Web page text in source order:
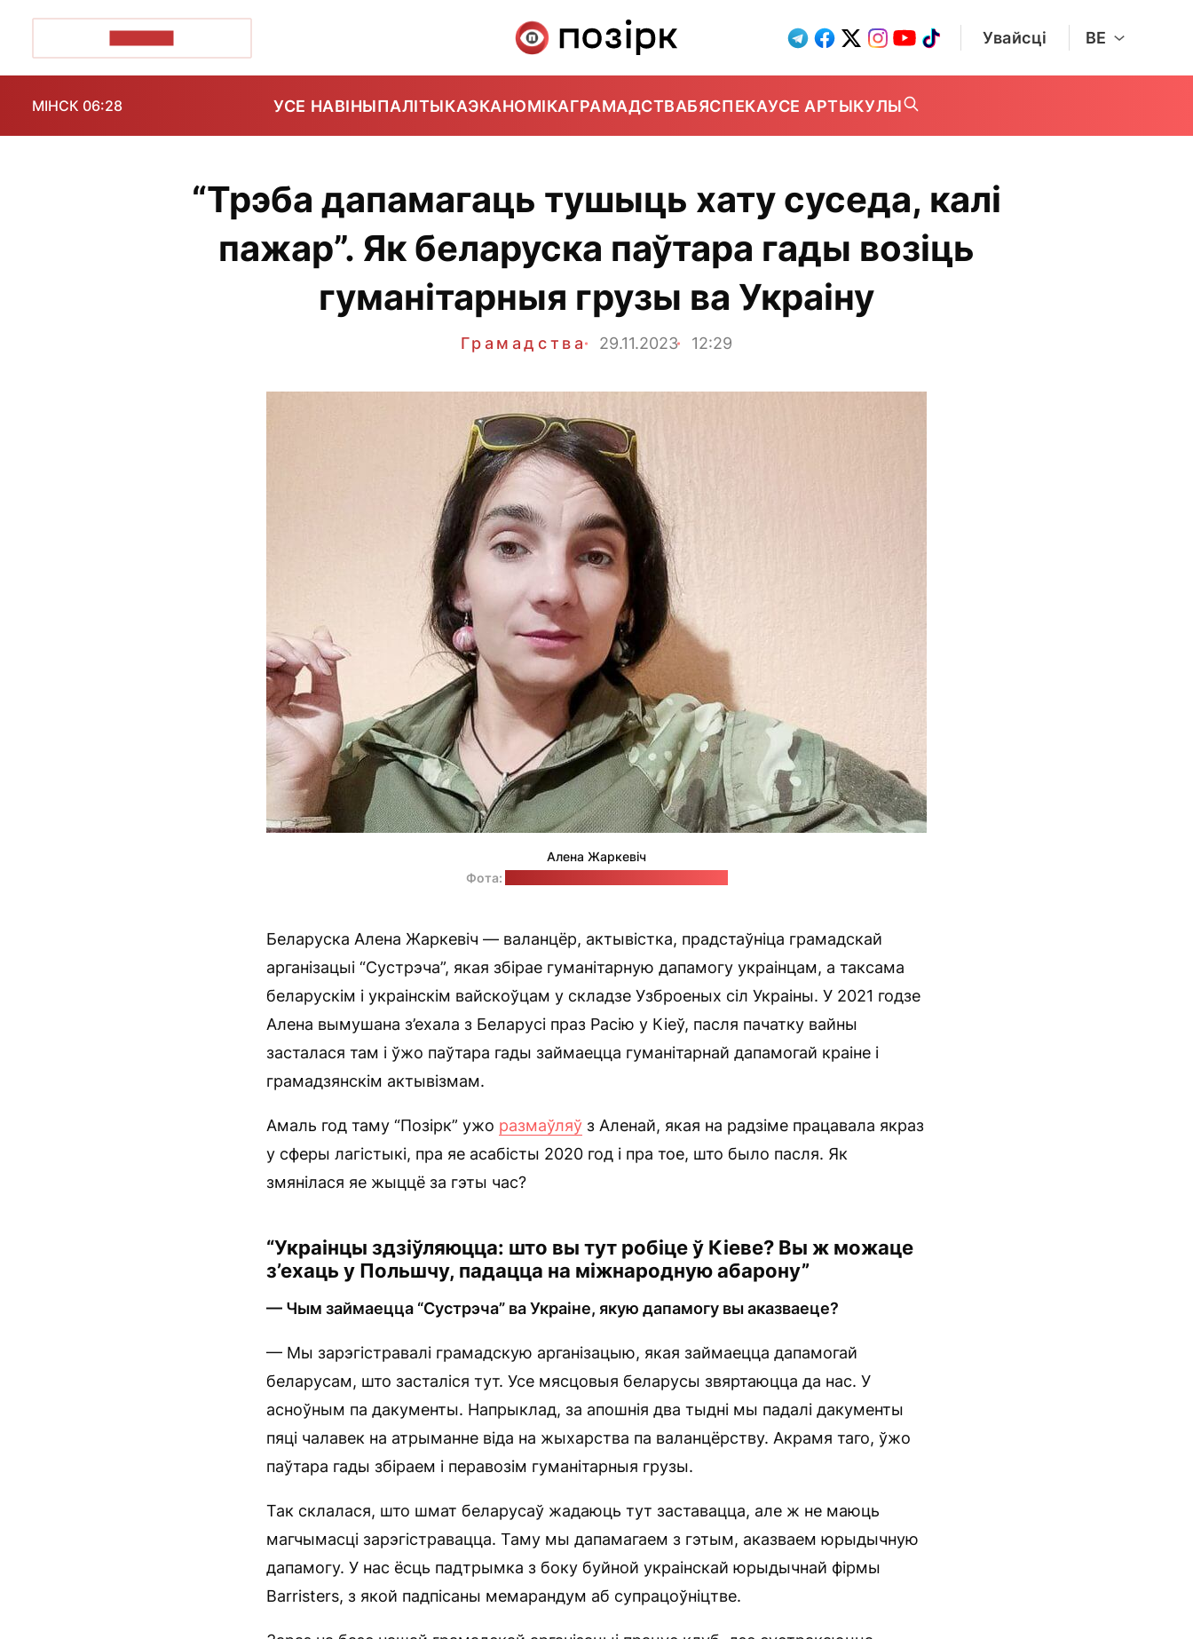
Увайсці BE
МІНСК 06:28 УСЕ НАВІНЫПАЛІТЫКАЭКАНОМІКАГРАМАДСТВАБЯСПЕКАУСЕ АРТЫКУЛЫ
“Трэба дапамагаць тушыць хату суседа, калі
пажар”. Як беларуска паўтара гады возіць
гуманітарныя грузы ва Украіну
Грамадства 29.11.2023 12:29
Алена Жаркевіч
Фота:
Беларуска Алена Жаркевіч — валанцёр, актывістка, прадстаўніца грамадскай
арганізацыі “Сустрэча”, якая збірае гуманітарную дапамогу украінцам, а таксама
беларускім і украінскім вайскоўцам у складзе Узброеных сіл Украіны. У 2021 годзе
Алена вымушана з’ехала з Беларусі праз Расію у Кіеў, пасля пачатку вайны
засталася там і ўжо паўтара гады займаецца гуманітарнай дапамогай краіне і
грамадзянскім актывізмам.
Амаль год таму “Позірк” ужо размаўляў з Аленай, якая на радзіме працавала якраз
у сферы лагістыкі, пра яе асабісты 2020 год і пра тое, што было пасля. Як
змянілася яе жыццё за гэты час?
“Украінцы здзіўляюцца: што вы тут робіце ў Кіеве? Вы ж можаце
з’ехаць у Польшчу, падацца на міжнародную абарону”
— Чым займаецца “Сустрэча” ва Украіне, якую дапамогу вы аказваеце?
— Мы зарэгістравалі грамадскую арганізацыю, якая займаецца дапамогай
беларусам, што засталіся тут. Усе мясцовыя беларусы звяртаюцца да нас. У
асноўным па дакументы. Напрыклад, за апошнія два тыдні мы падалі дакументы
пяці чалавек на атрыманне віда на жыхарства па валанцёрству. Акрамя таго, ўжо
паўтара гады збіраем і перавозім гуманітарныя грузы.
Так склалася, што шмат беларусаў жадаюць тут заставацца, але ж не маюць
магчымасці зарэгістравацца. Таму мы дапамагаем з гэтым, аказваем юрыдычную
дапамогу. У нас ёсць падтрымка з боку буйной украінскай юрыдычнай фірмы
Barristers, з якой падпісаны мемарандум аб супрацоўніцтве.